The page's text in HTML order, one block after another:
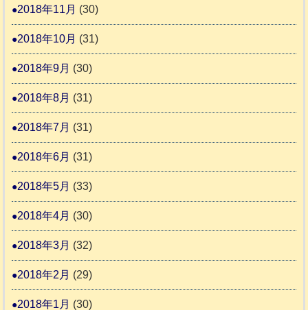
2018年11月 (30)
2018年10月 (31)
2018年9月 (30)
2018年8月 (31)
2018年7月 (31)
2018年6月 (31)
2018年5月 (33)
2018年4月 (30)
2018年3月 (32)
2018年2月 (29)
2018年1月 (30)